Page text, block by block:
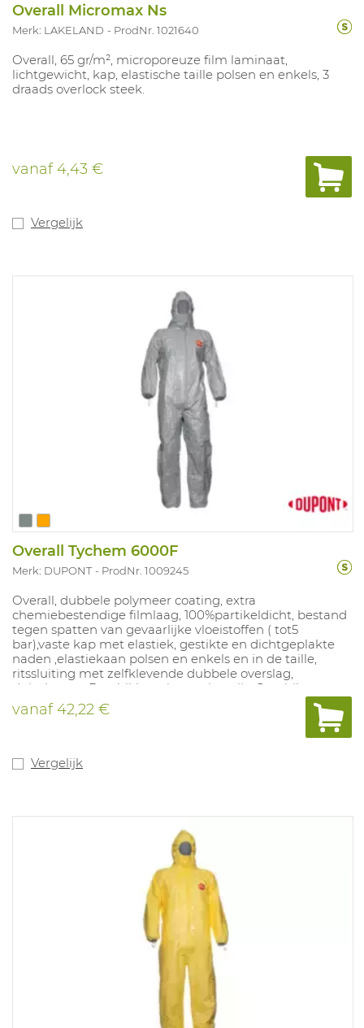
Overall Micromax Ns
Merk: LAKELAND ProdNr. 1021640
Overall, 65 gr/m², microporeuze film laminaat,
lichtgewicht, kap, elastische taille polsen en enkels, 3
draads overlock steek.
vanaf4,43 €
Vergelijk
Overall Tychem 6000F
Merk: DUPONT ProdNr. 1009245
Overall, dubbele polymeer coating, extra
chemiebestendige filmlaag, 100%partikeldicht, bestand
tegen spatten van gevaarlijke vloeistoffen ( tot5
bar),vaste kap met elastiek, gestikte en dichtgeplakte
naden ,elastiekaan polsen en enkels en in de taille,
ritssluiting met zelfklevende dubbele overslag,
duimlussen. Beschikbaar in oranje, grijs. Geschikt voor
organische chemicaliën, geconcentreerde anorganische
zuren, logen en zoutoplossingen, toepassingen in
(petro)chemische bedrijven. In overeenstemming met:
vanaf42,22 €
Vergelijk